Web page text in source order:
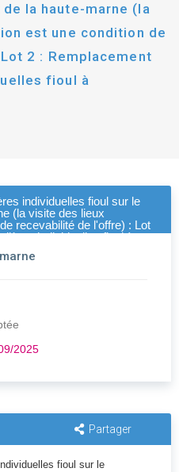
la haute-marne (la
est une condition de
2 : Remplacement
fioul à
individuelles fioul sur le
(la visite des lieux
recevabilité de l'offre) : Lot
individuelles fioul à
2025
Partager
fioul sur le